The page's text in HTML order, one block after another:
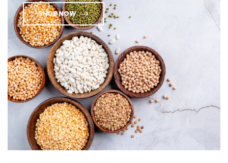
SHOP NOW